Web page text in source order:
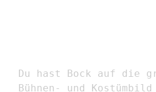
Du hast Bock auf die
Bühnen- und